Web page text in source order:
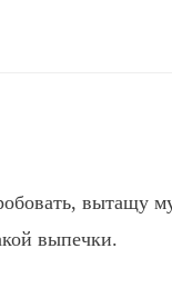
вытащу
выпечки.